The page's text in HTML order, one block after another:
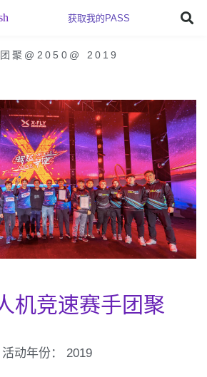
获取我的PASS
聚@2050 @ 2019
机竞速赛手团聚
活动年份： 2019